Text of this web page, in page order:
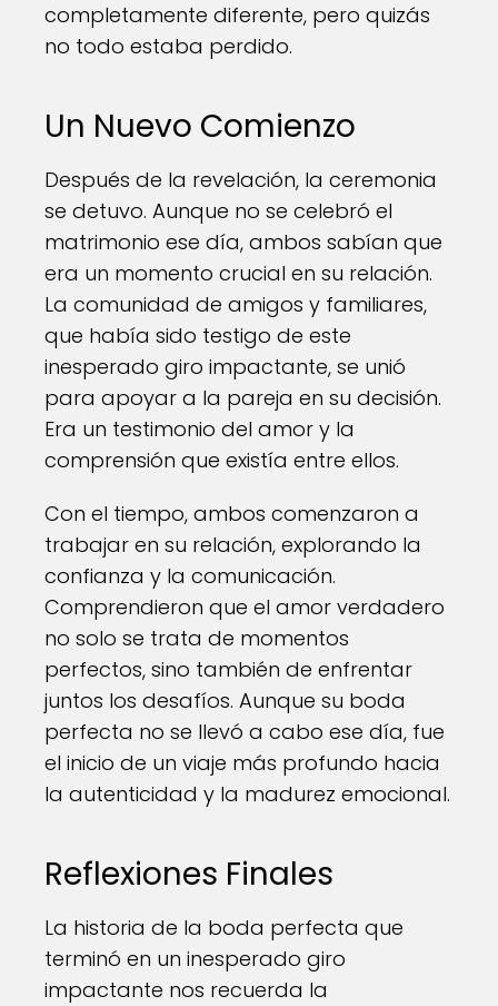
completamente diferente, pero quizás
no todo estaba perdido.
Un Nuevo Comienzo
Después de la revelación, la ceremonia
se detuvo. Aunque no se celebró el
matrimonio ese día, ambos sabían que
era un momento crucial en su relación.
La comunidad de amigos y familiares,
que había sido testigo de este
inesperado giro impactante, se unió
para apoyar a la pareja en su decisión.
Era un testimonio del amor y la
comprensión que existía entre ellos.
Con el tiempo, ambos comenzaron a
trabajar en su relación, explorando la
confianza y la comunicación.
Comprendieron que el amor verdadero
no solo se trata de momentos
perfectos, sino también de enfrentar
juntos los desafíos. Aunque su boda
perfecta no se llevó a cabo ese día, fue
el inicio de un viaje más profundo hacia
la autenticidad y la madurez emocional.
Reflexiones Finales
La historia de la boda perfecta que
terminó en un inesperado giro
impactante nos recuerda la